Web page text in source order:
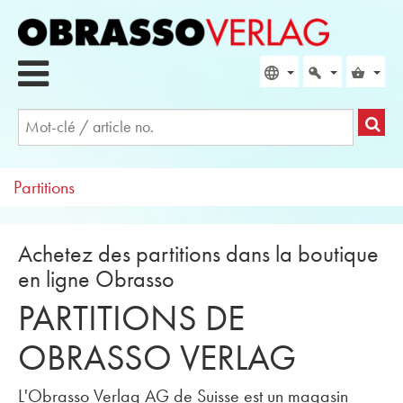
Partitions
Achetez des partitions dans la boutique
en ligne Obrasso
PARTITIONS DE
OBRASSO VERLAG
L'Obrasso Verlag AG de Suisse est un magasin